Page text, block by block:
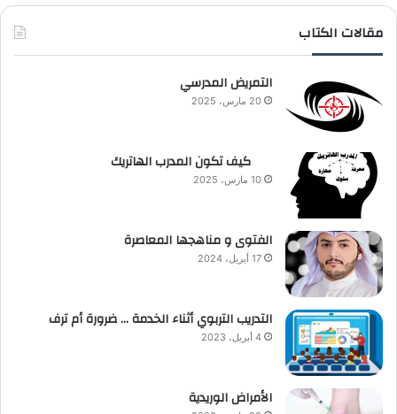
مقالات الكتاب
التمريض المدرسي
20 مارس، 2025
كيف تكون المدرب الهاتريك
10 مارس، 2025
الفتوى و مناهجها المعاصرة
17 أبريل، 2024
التدريب التربوي أثناء الخدمة … ضرورة أم ترف
4 أبريل، 2023
الأمراض الوريدية